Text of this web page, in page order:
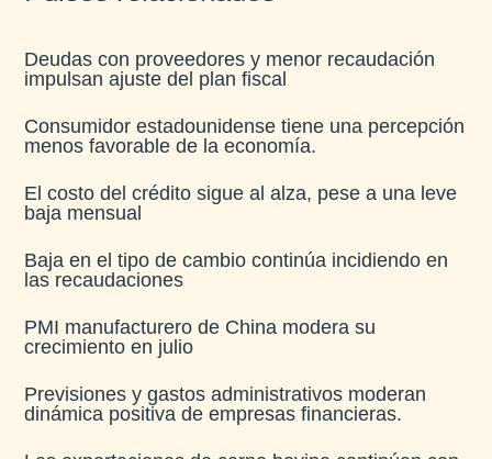
Deudas con proveedores y menor recaudación
impulsan ajuste del plan fiscal​
Consumidor estadounidense tiene una percepción
menos favorable de la economía​.
El costo del crédito sigue al alza, pese a una leve
baja mensual​
Baja en el tipo de cambio continúa incidiendo en
las recaudaciones​
PMI manufacturero de China modera su
crecimiento en julio​
Previsiones y gastos administrativos moderan
dinámica positiva de empresas financieras​.